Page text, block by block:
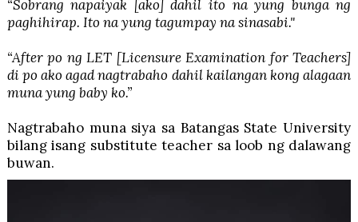
“Sobrang napaiyak [ako] dahil ito na yung bunga ng
paghihirap. Ito na yung tagumpay na sinasabi."
“After po ng LET [Licensure Examination for Teachers]
di po ako agad nagtrabaho dahil kailangan kong alagaan
muna yung baby ko.”
Nagtrabaho muna siya sa Batangas State University
bilang isang substitute teacher sa loob ng dalawang
buwan.